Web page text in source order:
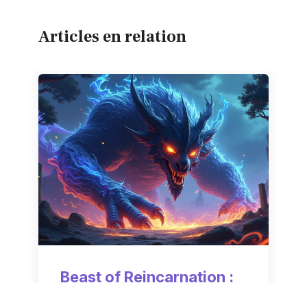
Articles en relation
Beast of Reincarnation :